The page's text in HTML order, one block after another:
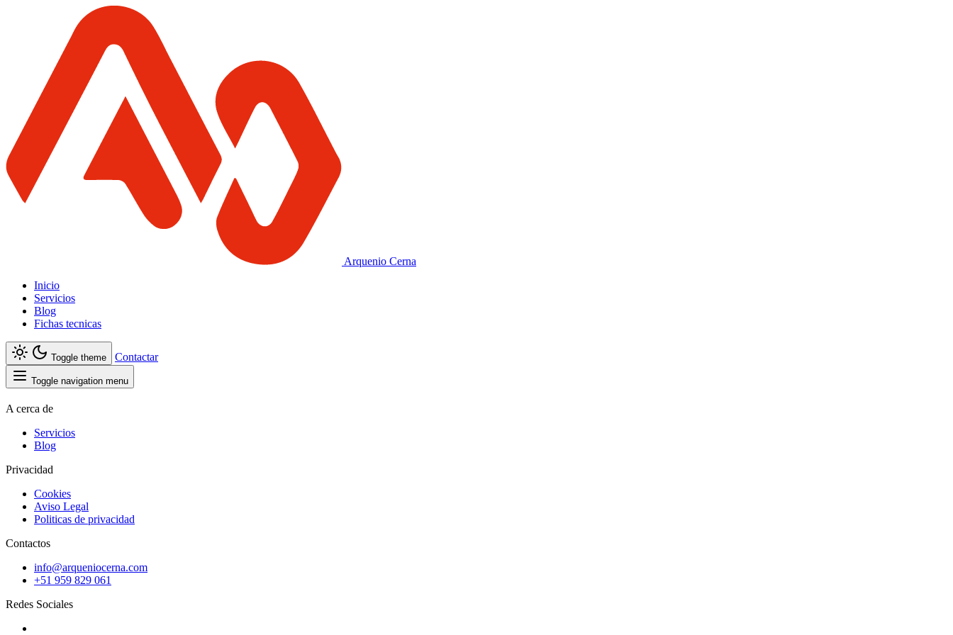
Arquenio Cerna
Inicio
Servicios
Blog
Fichas tecnicas
Toggle theme Contactar
Toggle navigation menu
A cerca de
Servicios
Blog
Privacidad
Cookies
Aviso Legal
Politicas de privacidad
Contactos
info@arqueniocerna.com
+51 959 829 061
Redes Sociales